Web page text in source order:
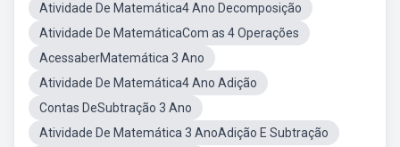
Atividade De Matemática4 Ano Decomposição
Atividade De MatemáticaCom as 4 Operações
AcessaberMatemática 3 Ano
Atividade De Matemática4 Ano Adição
Contas DeSubtração 3 Ano
Atividade De Matemática 3 AnoAdição E Subtração